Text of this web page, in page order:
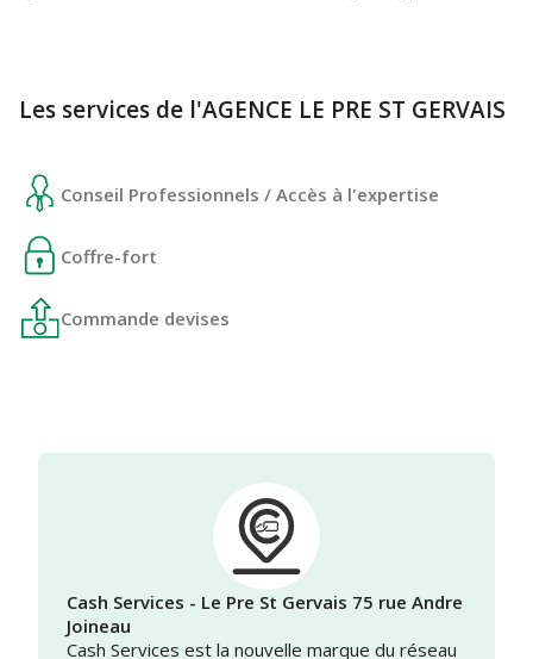
Les services de l'AGENCE LE PRE ST GERVAIS
Conseil Professionnels / Accès à l'expertise
Coffre-fort
Commande devises
Cash Services - Le Pre St Gervais 75 rue Andre
Joineau
Cash Services est la nouvelle marque du réseau